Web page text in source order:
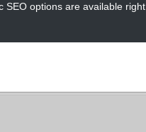
SEO options are available